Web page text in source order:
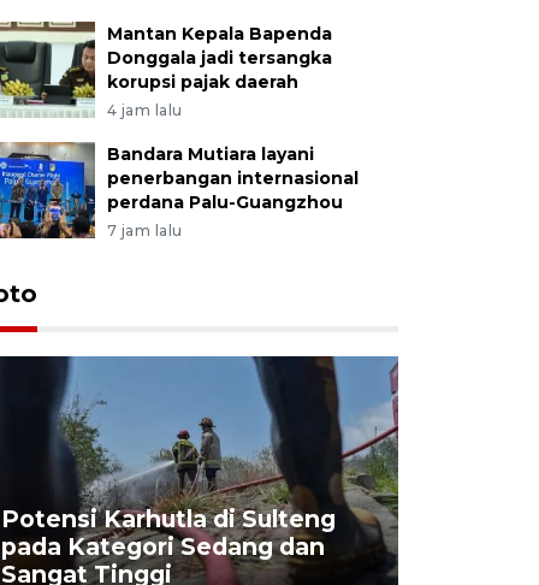
Mantan Kepala Bapenda
Donggala jadi tersangka
korupsi pajak daerah
4 jam lalu
Bandara Mutiara layani
penerbangan internasional
perdana Palu-Guangzhou
7 jam lalu
Potensi Karhutla di Sulteng
pada Kategori Sedang dan
Sangat Tinggi